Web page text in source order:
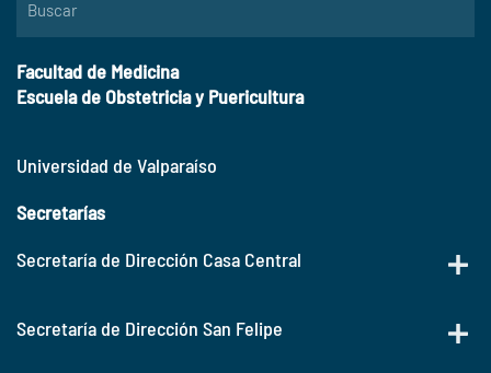
Facultad de Medicina
Escuela de Obstetricia y Puericultura
Universidad de Valparaíso
Secretarías
Secretaría de Dirección Casa Central
Secretaría de Dirección San Felipe